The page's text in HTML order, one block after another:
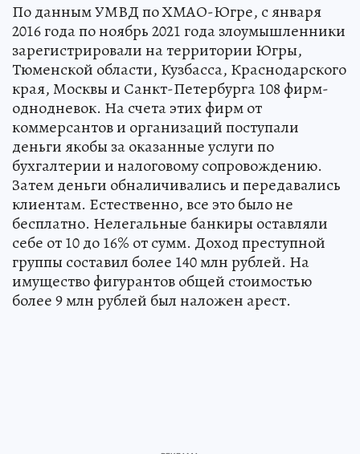
По данным УМВД по ХМАО-Югре, с января
2016 года по ноябрь 2021 года злоумышленники
зарегистрировали на территории Югры,
Тюменской области, Кузбасса, Краснодарского
края, Москвы и Санкт-Петербурга 108 фирм-
однодневок. На счета этих фирм от
коммерсантов и организаций поступали
деньги якобы за оказанные услуги по
бухгалтерии и налоговому сопровождению.
Затем деньги обналичивались и передавались
клиентам. Естественно, все это было не
бесплатно. Нелегальные банкиры оставляли
себе от 10 до 16% от сумм. Доход преступной
группы составил более 140 млн рублей. На
имущество фигурантов общей стоимостью
более 9 млн рублей был наложен арест.